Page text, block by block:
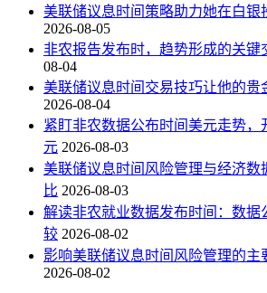
美联储议息时间策略助力她在白银
2026-08-05
非农报告发布时，趋势形成的关键
08-04
美联储议息时间交易技巧让他的贵
2026-08-04
紧盯非农数据公布时间美元走势，
元 2026-08-03
美联储议息时间风险管理与经济数
比 2026-08-03
解读非农就业数据发布时间：数据
较 2026-08-02
影响美联储议息时间风险管理的主
2026-08-02